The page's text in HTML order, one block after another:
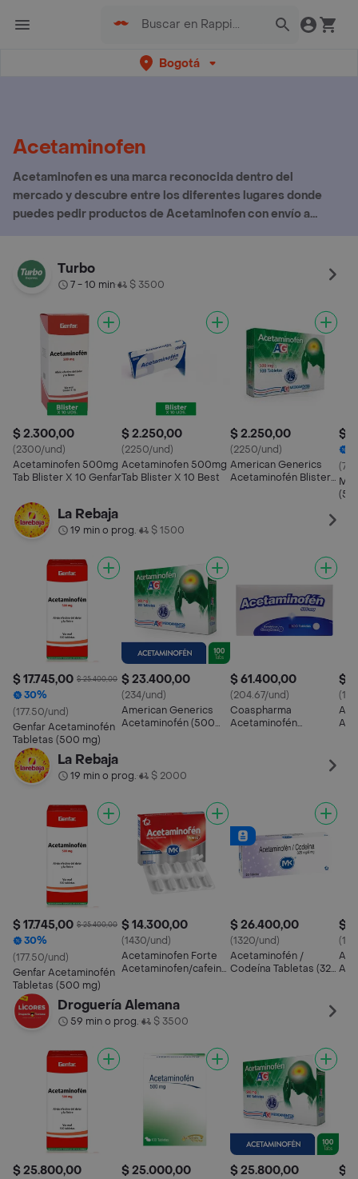
Bogotá
Acetaminofen
Acetaminofen es una marca reconocida dentro del
mercado y descubre entre los diferentes lugares donde
puedes pedir productos de Acetaminofen con envío a
Turbo
7 - 10 min• $ 3500
$ 2.300,00
(2300/und)
Acetaminofen 500mg
Tab Blister X 10 Genfar
$ 2.250,00
(2250/und)
Acetaminofen 500mg
Tab Blister X 10 Best
$ 2.250,00
(2250/und)
American Generics
Acetaminofén Blister
$
Mk
La Rebaja
19 min o prog.• $ 1500
$ 17.745,00 $ 25.400,00
30%
(177.50/und)
Genfar Acetaminofén
Tabletas (500 mg)
$ 23.400,00
(234/und)
American Generics
Acetaminofén (500
$ 61.400,00
(204.67/und)
Coaspharma
Acetaminofén
$
La Rebaja
19 min o prog.• $ 2000
$ 17.745,00 $ 25.400,00
30%
(177.50/und)
Genfar Acetaminofén
Tabletas (500 mg)
$ 14.300,00
(1430/und)
Acetaminofen Forte
Acetaminofen/cafeina
$ 26.400,00
(1320/und)
Acetaminofén /
Codeína Tabletas (325
$
Droguería Alemana
59 min o prog.• $ 3500
$ 25.800,00 $ 25.000,00 $ 25.800,00 $